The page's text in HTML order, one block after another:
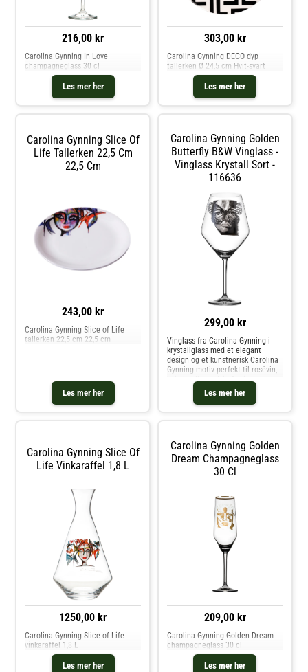
216,00 kr
Les mer her
Carolina Gynning In Love
champagneglass 30 cl
303,00 kr
Les mer her
Carolina Gynning DECO dyp
tallerken Ø 24,5 cm Hvit-svart
Carolina Gynning Slice Of
Life Tallerken 22,5 Cm
22,5 Cm
243,00 kr
Les mer her
Carolina Gynning Slice of Life
tallerken 22,5 cm 22,5 cm
Carolina Gynning Golden
Butterfly B&W Vinglass -
Vinglass Krystall Sort -
116636
299,00 kr
Les mer her
Vinglass fra Carolina Gynning i
krystallglass med et elegant
design og et kunstnerisk Carolina
Gynning motiv perfekt til rosévin,
Carolina Gynning.Om vinglasset
fra Carolina Gynning- Designet av
Carolina Gynning.- Fra serien
anbefales. Kjøp Vinglass og andre
Glass hos Royal Design.
Carolina Gynning Slice Of
Life Vinkaraffel 1,8 L
1250,00 kr
Les mer her
Carolina Gynning Slice of Life
vinkaraffel 1,8 L
Carolina Gynning Golden
Dream Champagneglass
30 Cl
209,00 kr
Les mer her
Carolina Gynning Golden Dream
champagneglass 30 cl